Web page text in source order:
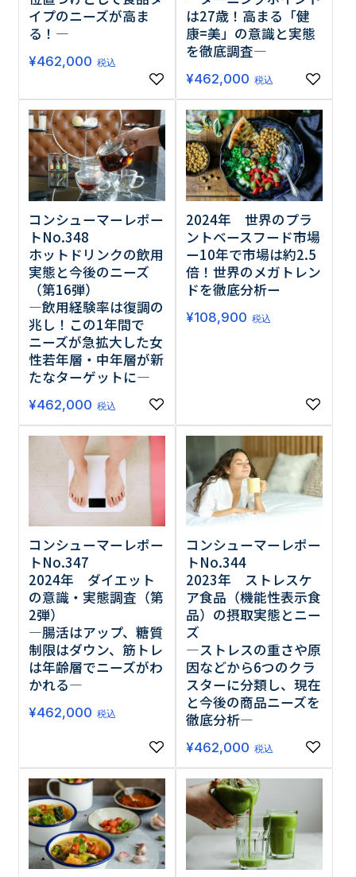
イプのニーズが高ま
る！―
¥462,000 税込
は27歳！高まる「健
康=美」の意識と実態
を徹底調査―
¥462,000 税込
コンシューマーレポー
トNo.348
ホットドリンクの飲用
実態と今後のニーズ
（第16弾）
―飲用経験率は復調の
兆し！この1年間で
ニーズが急拡大した女
性若年層・中年層が新
たなターゲットに―
¥462,000 税込
2024年 世界のプラ
ントベースフード市場
ー10年で市場は約2.5
倍！世界のメガトレン
ドを徹底分析ー
¥108,900 税込
コンシューマーレポー
トNo.347
2024年 ダイエット
の意識・実態調査（第
2弾）
―腸活はアップ、糖質
制限はダウン、筋トレ
は年齢層でニーズがわ
かれる―
¥462,000 税込
コンシューマーレポー
トNo.344
2023年 ストレスケ
ア食品（機能性表示食
品）の摂取実態とニー
ズ
―ストレスの重さや原
因などから6つのクラ
スターに分類し、現在
と今後の商品ニーズを
徹底分析―
¥462,000 税込